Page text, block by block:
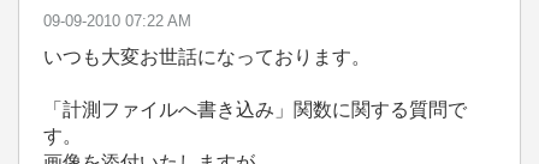
‎09-09-2010 07:22 AM
いつも大変お世話になっております。
「計測ファイルへ書き込み」関数に関する質問で
す。